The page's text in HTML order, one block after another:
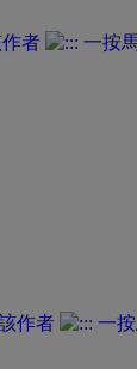
作者
作者